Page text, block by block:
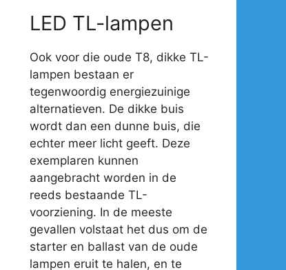
LED TL-lampen
Ook voor die oude T8, dikke TL-
lampen bestaan er
tegenwoordig energiezuinige
alternatieven. De dikke buis
wordt dan een dunne buis, die
echter meer licht geeft. Deze
exemplaren kunnen
aangebracht worden in de
reeds bestaande TL-
voorziening. In de meeste
gevallen volstaat het dus om de
starter en ballast van de oude
lampen eruit te halen, en te